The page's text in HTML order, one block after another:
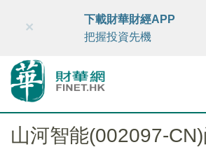
財華智庫網 FINTV FINMETA
×
下載財華財經APP
把握投資先機
山河智能(002097-